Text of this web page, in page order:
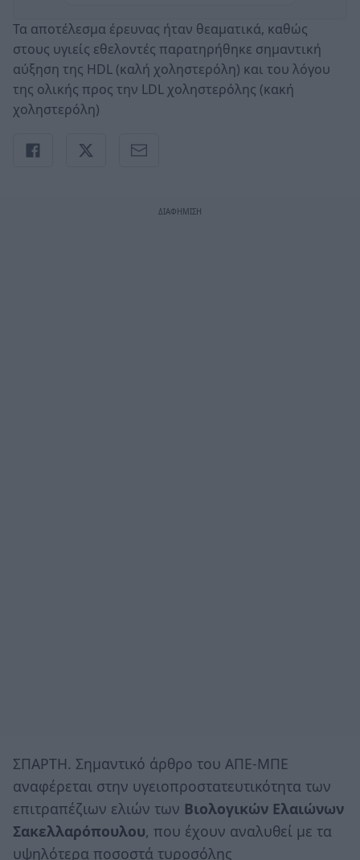
Τα αποτέλεσμα έρευνας ήταν θεαματικά, καθώς
στους υγιείς εθελοντές παρατηρήθηκε σημαντική
αύξηση της HDL (καλή χοληστερόλη) και του λόγου
της ολικής προς την LDL χοληστερόλης (κακή
χοληστερόλη)
ΣΠΑΡΤΗ. Σημαντικό άρθρο του ΑΠΕ-ΜΠΕ
αναφέρεται στην υγειοπροστατευτικότητα των
επιτραπέζιων ελιών των Βιολογικών Ελαιώνων
Σακελλαρόπουλου, που έχουν αναλυθεί με τα
υψηλότερα ποσοστά τυροσόλης